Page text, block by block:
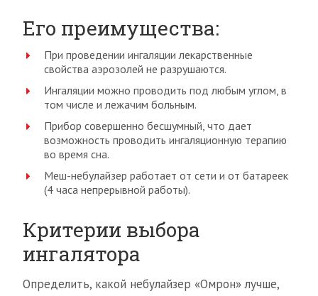
Его преимущества:
При проведении ингаляции лекарственные
свойства аэрозолей не разрушаются.
Ингаляции можно проводить под любым углом, в
том числе и лежачим больным.
Прибор совершенно бесшумный, что дает
возможность проводить ингаляционную терапию
во время сна.
Меш-небулайзер работает от сети и от батареек
(4 часа непрерывной работы).
Критерии выбора
ингалятора
Определить, какой небулайзер «Омрон» лучше,